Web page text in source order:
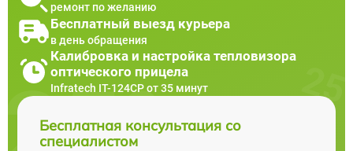
ремонт по желанию
Бесплатный выезд курьера
в день обращения
Калибровка и настройка тепловизора
оптического прицела
Infratech IT-124CP от 35 минут
Бесплатная консультация со
специалистом